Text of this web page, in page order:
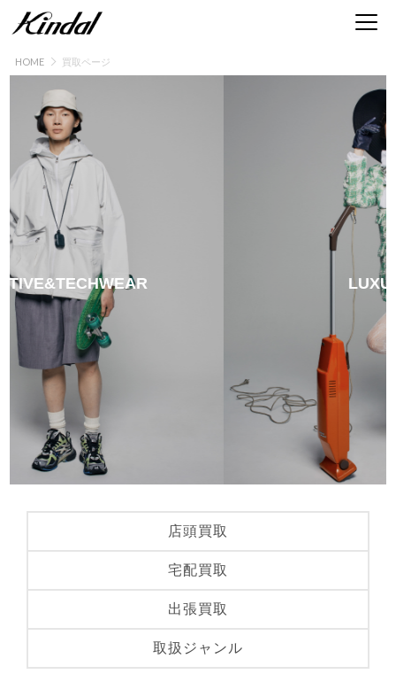
HOME 買取ページ
ブランド古着買取 | 服・時計・バッグ・靴・ア
LUXURY
店頭買取
宅配買取
出張買取
取扱ジャンル